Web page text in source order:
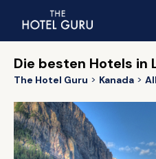
Die besten Hotels in
The Hotel Guru Kanada